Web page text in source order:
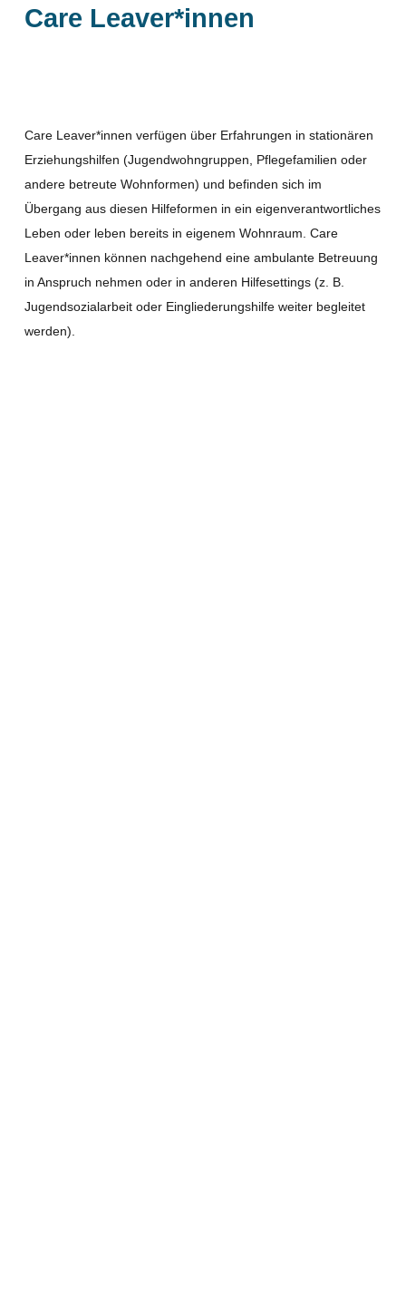
Care Leaver*innen
Care Leaver*innen verfügen über Erfahrungen in stationären
Erziehungshilfen (Jugendwohngruppen, Pflegefamilien oder
andere betreute Wohnformen) und befinden sich im
Übergang aus diesen Hilfeformen in ein eigenverantwortliches
Leben oder leben bereits in eigenem Wohnraum. Care
Leaver*innen können nachgehend eine ambulante Betreuung
in Anspruch nehmen oder in anderen Hilfesettings (z. B.
Jugendsozialarbeit oder Eingliederungshilfe weiter begleitet
werden).